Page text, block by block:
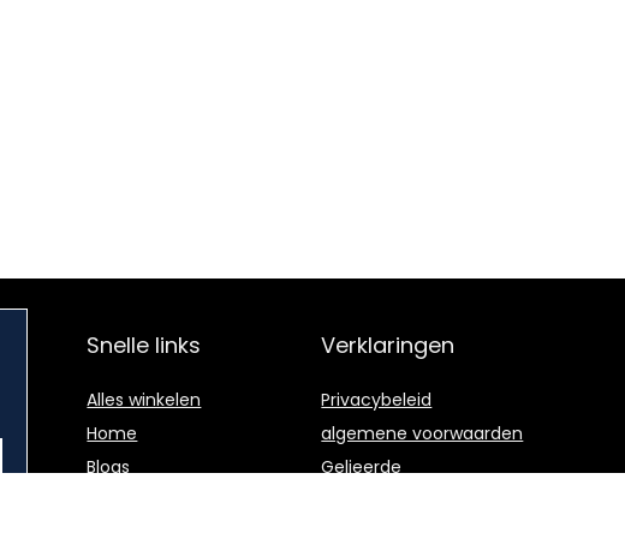
Snelle links
Alles winkelen
Home
Blogs
Verklaringen
Privacybeleid
algemene voorwaarden
Gelieerde